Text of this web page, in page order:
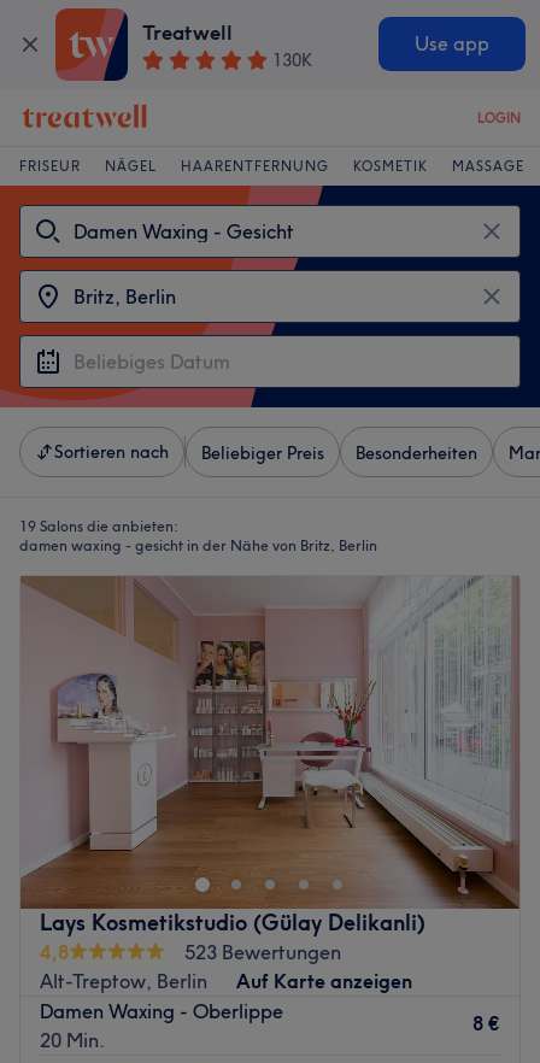
Treatwell
130K
Use app
LOGIN
FRISEUR NÄGEL HAARENTFERNUNG KOSMETIK MASSAGE
Sortieren nach Beliebiger Preis Besonderheiten
19 Salons die anbieten:
damen waxing - gesicht in der Nähe von Britz, Berlin
Lays Kosmetikstudio (Gülay Delikanli)
4,8
523 Bewertungen
Alt-Treptow, Berlin
Auf Karte anzeigen
Damen Waxing - Oberlippe
20 Min.
8 €